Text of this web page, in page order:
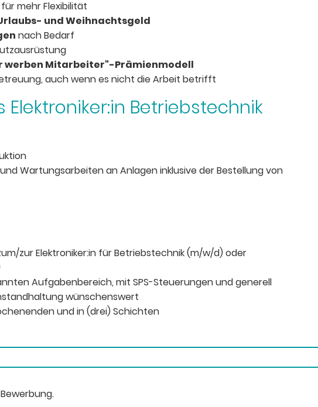
mehr Flexibilität
und Weihnachtsgeld
nach Bedarf
werben Mitarbeiter"-Prämienmodell
auch wenn es nicht die Arbeit betrifft
Elektroniker:in Betriebstechnik
Wartungsarbeiten an Anlagen inklusive der Bestellung von
zur Elektroniker:in für Betriebstechnik (m/w/d) oder
Aufgabenbereich, mit SPS-Steuerungen und generell
wünschenswert
und in (drei) Schichten